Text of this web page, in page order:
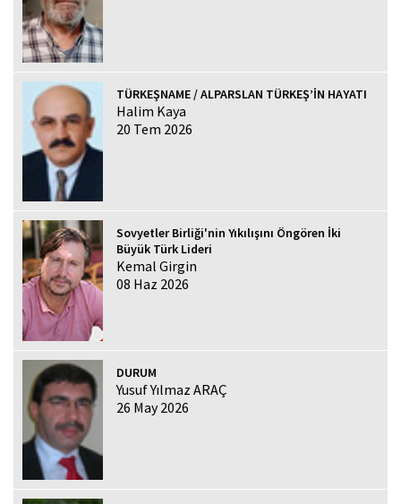
TÜRKEŞNAME / ALPARSLAN TÜRKEŞ’İN HAYATI
Halim Kaya
20 Tem 2026
Sovyetler Birliği'nin Yıkılışını Öngören İki
Büyük Türk Lideri
Kemal Girgin
08 Haz 2026
DURUM
Yusuf Yılmaz ARAÇ
26 May 2026